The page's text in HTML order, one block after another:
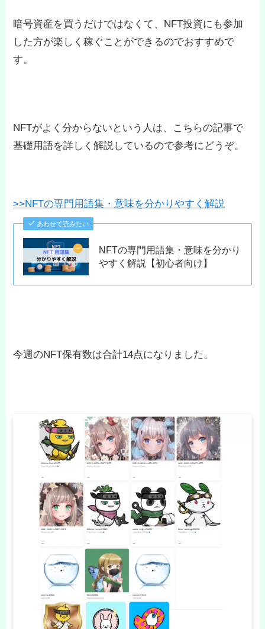
暗号資産を買うだけではなくて、NFT投資にも参加
した方が楽しく稼ぐことができるのでおすすめで
す。
NFTがよく分からないという人は、こちらの記事で
基礎用語を詳しく解説しているので参考にどうぞ。
>>NFTの専門用語集・意味を分かりやすく解説
あわせて読みたい
NFTの専門用語集・意味を分かり
やすく解説【初心者向け】
今週のNFT保有数は合計14点になりました。